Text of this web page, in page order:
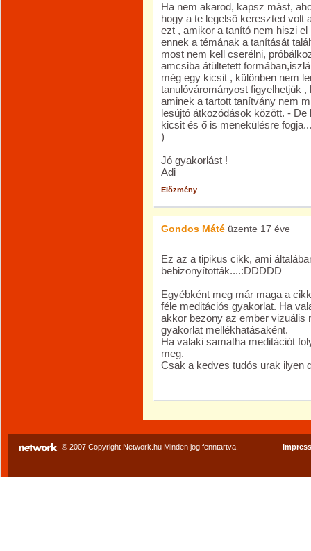
Ha nem akarod, kapsz mást,
hogy a te legelső kereszted volt
ezt , amikor a tanító nem hiszi
ennek a témának a tanítását
most nem kell cserélni,
amcsiba átültetett
még egy kicsit , különben nem
tanulóvárományost figyelhetjük
aminek a tartott tanítvány nem
lesújtó átkozódások között. -
kicsit és ő is menekülésre
)
Jó gyakorlást !
Adi
Előzmény
Gondos Máté üzente 17 éve
Ez az a tipikus cikk, ami
bebizonyították....:DDDDD
Egyébként meg már maga a
féle meditációs gyakorlat. Ha
akkor bezony az ember vizuális
gyakorlat mellékhatásaként.
Ha valaki samatha meditációt
meg.
Csak a kedves tudós urak ilyen
© 2007 Copyright Network.hu Minden jog fenntartva.